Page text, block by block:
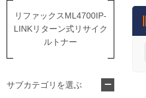
リファックスML4700IP-
LINKリターン式リサイク
ルトナー
サブカテゴリを選ぶ